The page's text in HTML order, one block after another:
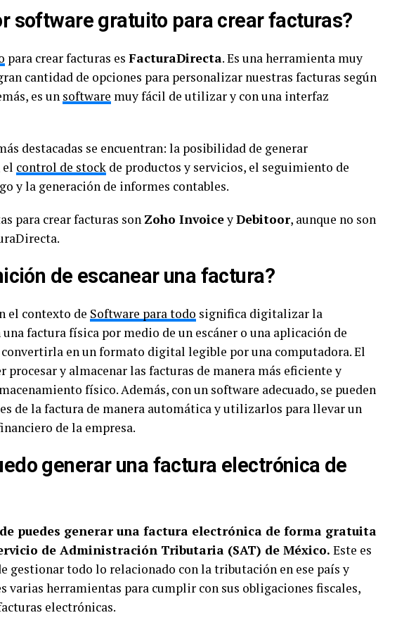
software gratuito para crear facturas?
para crear facturas es FacturaDirecta. Es una herramienta muy
cantidad de opciones para personalizar nuestras facturas según
es un software muy fácil de utilizar y con una interfaz
destacadas se encuentran: la posibilidad de generar
el control de stock de productos y servicios, el seguimiento de
y la generación de informes contables.
para crear facturas son Zoho InvoiceyDebitoor, aunque no son
de escanear una factura?
el contexto de Software para todo significa digitalizar la
factura física por medio de un escáner o una aplicación de
convertirla en un formato digital legible por una computadora. El
y almacenar las facturas de manera más eficiente y
físico. Además, con un software adecuado, se pueden
de la factura de manera automática y utilizarlos para llevar un
de la empresa.
generar una factura electrónica de
puedes generar una factura electrónica de forma gratuita
de Administración Tributaria (SAT) de México. Este es
gestionar todo lo relacionado con la tributación en ese país y
varias herramientas para cumplir con sus obligaciones fiscales,
electrónicas.